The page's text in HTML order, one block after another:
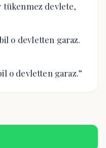
devlete,
o devletten garaz.
o devletten garaz.”